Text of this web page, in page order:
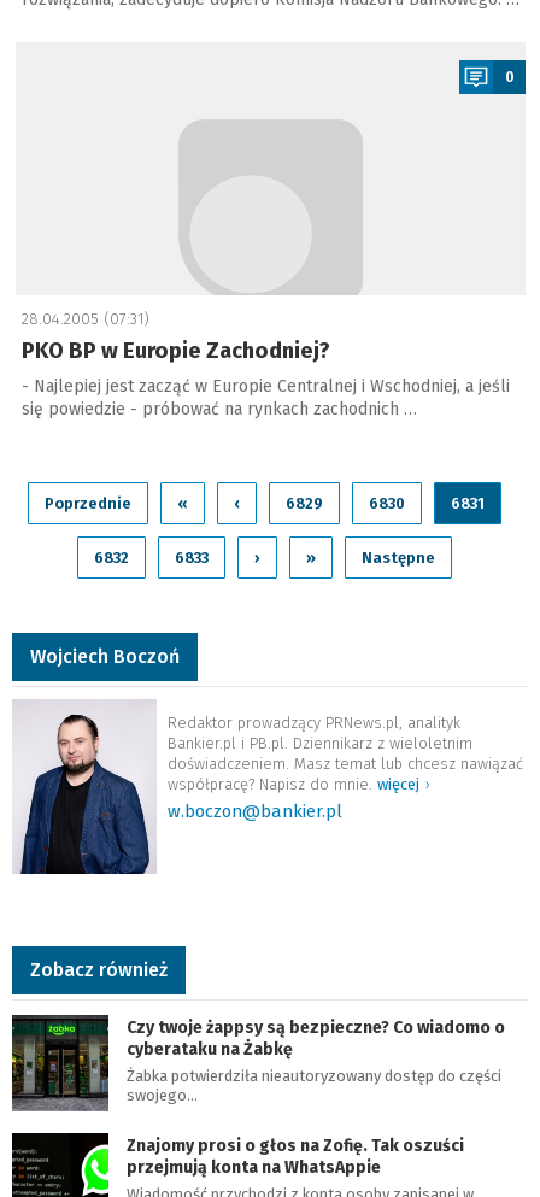
0
28.04.2005 (07:31)
PKO BP w Europie Zachodniej?
- Najlepiej jest zacząć w Europie Centralnej i Wschodniej, a jeśli
się powiedzie - próbować na rynkach zachodnich …
Poprzednie « ‹ 6829 6830 6831
6832 6833 › » Następne
Wojciech Boczoń
Redaktor prowadzący PRNews.pl, analityk
Bankier.pl i PB.pl. Dziennikarz z wieloletnim
doświadczeniem. Masz temat lub chcesz nawiązać
współpracę? Napisz do mnie. więcej ›
w.boczon@bankier.pl
Zobacz również
Czy twoje żappsy są bezpieczne? Co wiadomo o
cyberataku na Żabkę
Żabka potwierdziła nieautoryzowany dostęp do części
swojego…
Znajomy prosi o głos na Zofię. Tak oszuści
przejmują konta na WhatsAppie